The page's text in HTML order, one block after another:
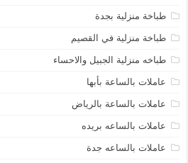
طباخة منزلية بجدة
طباخة منزلية في القصيم
طباخه منزلية الجبيل والاحساء
عاملات بالساعة بأبها
عاملات بالساعة بالرياض
عاملات بالساعه بريده
عاملات بالساعه جدة